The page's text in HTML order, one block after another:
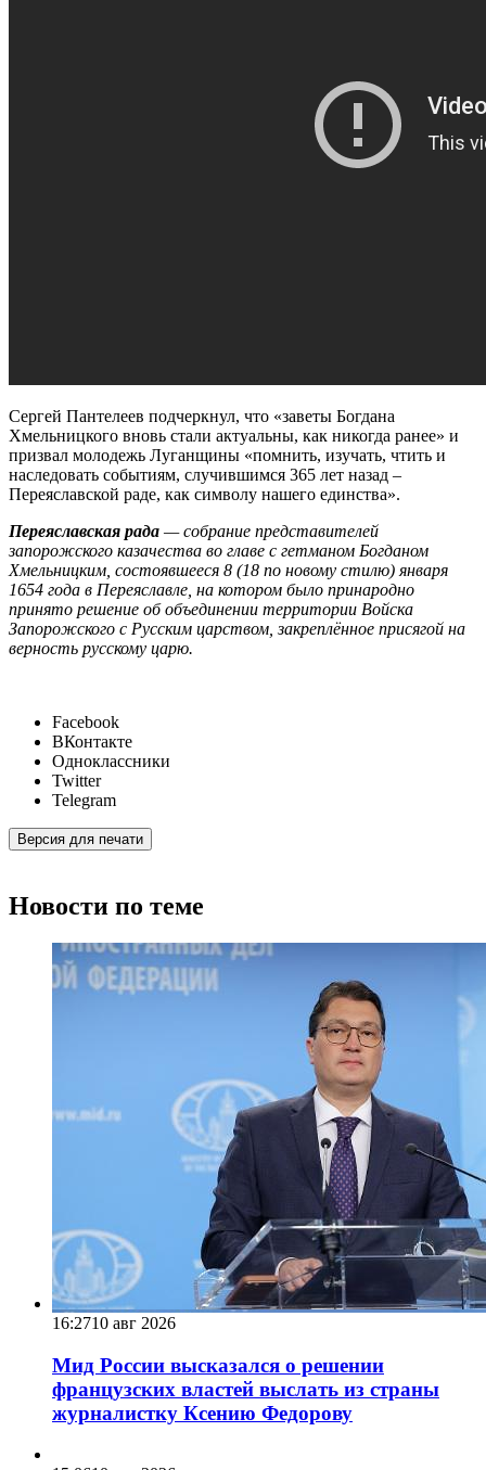
Сергей Пантелеев подчеркнул, что «заветы Богдана
Хмельницкого вновь стали актуальны, как никогда ранее» и
призвал молодежь Луганщины «помнить, изучать, чтить и
наследовать событиям, случившимся 365 лет назад –
Переяславской раде, как символу нашего единства».
Переяславская рада — собрание представителей
запорожского казачества во главе с гетманом Богданом
Хмельницким, состоявшееся 8 (18 по новому стилю) января
1654 года в Переяславле, на котором было принародно
принято решение об объединении территории Войска
Запорожского с Русским царством, закреплённое присягой на
верность русскому царю.
Facebook
ВКонтакте
Одноклассники
Twitter
Telegram
Версия для печати
Новости по теме
16:2710 авг 2026
Мид России высказался о решении
французских властей выслать из страны
журналистку Ксению Федорову